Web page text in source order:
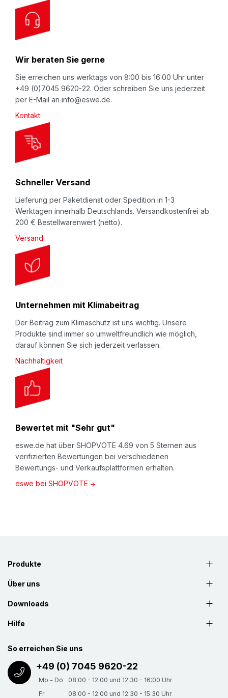
Luftpolsterversandtasche - die klassich bewährte
Komplettverpackung in braun. Außen besonders
strapazierfähiges, unbeschichtetes Kraftpapier.
Innen hochwertige, koextrudierte Luftpolsterfolie
aus umweltfreundlichem Polyethylen (LDPE 04).
Für die Entsorgung natürlich trennbar in Folie und
Papier; Folienbeutel mehrfach wiederverwendbar.
Dreifach-Verschlussmöglichkeit: a)
Adhäsionsverschluss, bis zu 8 mal öffnen und
schliesen. b) Permanentverschluß, bei dieser
Verschlußart ist erkennbar ob die Tasche
Clipverschluß bspw. für portosprende
Büchersendung.
O
u
r
e
w
s
e
t
e
r
Wir beraten Sie gerne
Sie erreichen uns werktags von 8:00 bis 16:00 Uhr unter
+49 (0)7045 9620-22. Oder schreiben Sie uns jederzeit
per E-Mail an info@eswe.de.
Kontakt
Schneller Versand
Lieferung per Paketdienst oder Spedition in 1-3
Werktagen innerhalb Deutschlands. Versandkostenfrei ab
200 € Bestellwarenwert (netto).
Versand
Unternehmen mit Klimabeitrag
Der Beitrag zum Klimaschutz ist uns wichtig. Unsere
Produkte sind immer so umweltfreundlich wie möglich,
darauf können Sie sich jederzeit verlassen.
Nachhaltigkeit
Bewertet mit "Sehr gut"
eswe.de hat über SHOPVOTE 4.69 von 5 Sternen aus
verifizierten Bewertungen bei verschiedenen
Bewertungs- und Verkaufsplattformen erhalten.
eswe bei SHOPVOTE
Produkte
Über uns
Downloads
Hilfe
So erreichen Sie uns
+49 (0) 7045 9620-22
Mo - Do
08:00 - 12:00 und 12:30 - 16:00 Uhr
Fr
08:00 - 12:00 und 12:30 - 15:30 Uhr